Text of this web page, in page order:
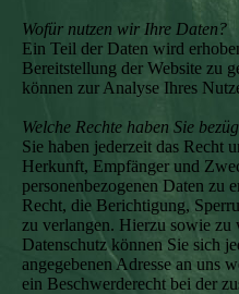
Wofür nutzen wir Ihre Daten?
Ein Teil der Daten wird
Bereitstellung der Website zu
können zur Analyse Ihres
Welche Rechte haben Sie
Sie haben jederzeit das Recht
Herkunft, Empfänger und
personenbezogenen Daten zu
Recht, die Berichtigung,
zu verlangen. Hierzu sowie zu
Datenschutz können Sie sich
angegebenen Adresse an uns
ein Beschwerderecht bei der